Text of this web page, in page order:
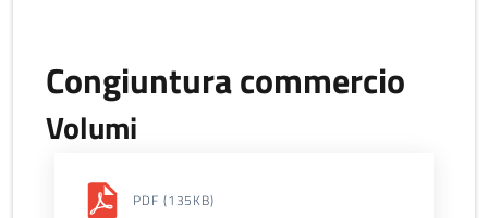
Congiuntura commercio
Volumi
PDF (135KB)